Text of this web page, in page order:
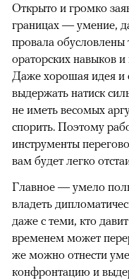
Открыто и громко
границах — умение,
провала обусловлены
ораторских навыков
Даже хорошая идея и
выдержать натиск
не иметь весомых
спорить. Поэтому
инструменты
вам будет легко
Главное — умело
владеть
даже с теми, кто
временем может
же можно отнести
конфронтацию и